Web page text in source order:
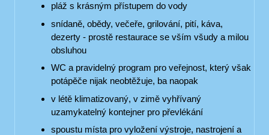
pláž s krásným přístupem do vody
snídaně, obědy, večeře, grilování, pití, káva,
dezerty - prostě restaurace se vším všudy a milou
obsluhou
WC a pravidelný program pro veřejnost, který však
potápěče nijak neobtěžuje, ba naopak
v létě klimatizovaný, v zimě vyhřívaný
uzamykatelný kontejner pro převlékání
spoustu místa pro vyložení výstroje, nastrojení a